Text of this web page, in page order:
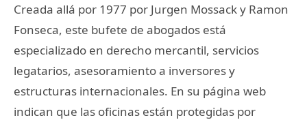
Creada allá por 1977 por Jurgen Mossack y Ramon
Fonseca, este bufete de abogados está
especializado en derecho mercantil, servicios
legatarios, asesoramiento a inversores y
estructuras internacionales. En su página web
indican que las oficinas están protegidas por